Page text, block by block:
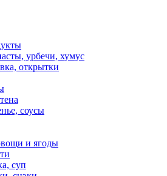
урбечи, хумус
открытки
соусы
и ягоды
суп